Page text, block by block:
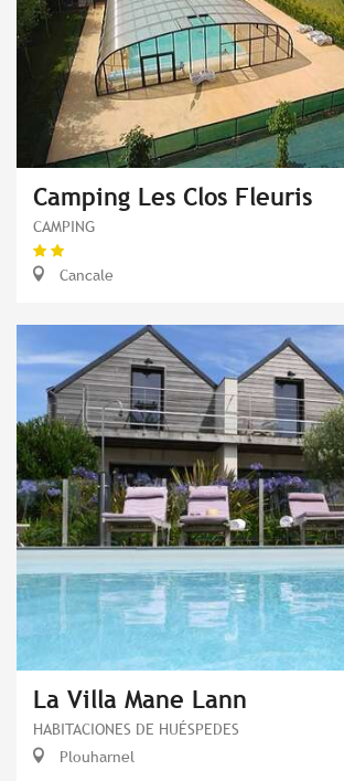
Camping Les Clos Fleuris
CAMPING
Cancale
La Villa Mane Lann
HABITACIONES DE HUÉSPEDES
Plouharnel